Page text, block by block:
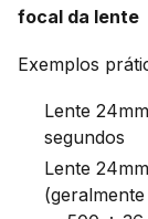
focal da lente
Exemplos
Lente
segundos
Lente